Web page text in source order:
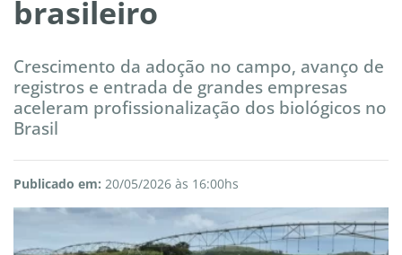
brasileiro
Crescimento da adoção no campo, avanço de
registros e entrada de grandes empresas
aceleram profissionalização dos biológicos no
Brasil
Publicado em: 20/05/2026 às 16:00hs